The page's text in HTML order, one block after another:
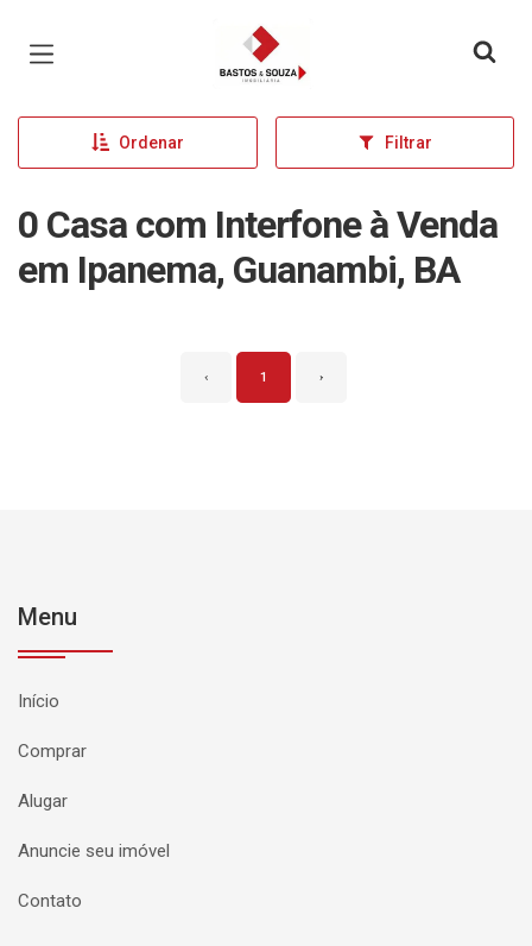
Página inicial
Ordenar Filtrar
0 Casa com Interfone à Venda
em Ipanema, Guanambi, BA
‹ 1 ›
Menu
Início
Comprar
Alugar
Anuncie seu imóvel
Contato